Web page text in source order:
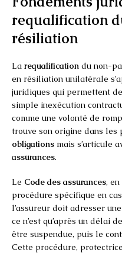
requalification
résiliation
La requalification du non-
en résiliation unilatérale
juridiques qui permettent
simple inexécution
comme une volonté de
trouve son origine dans les
obligations mais s’articule
assurances.
Le Code des assurances,
procédure spécifique en
l’assureur doit adresser
ce n’est qu’après un délai
être suspendue, puis le
Cette procédure,